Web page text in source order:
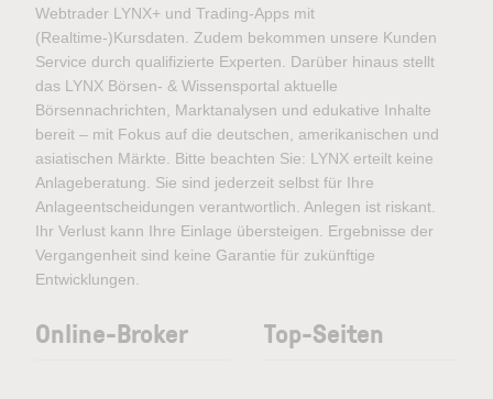
Webtrader LYNX+ und Trading-Apps mit
(Realtime-)Kursdaten. Zudem bekommen unsere Kunden
Service durch qualifizierte Experten. Darüber hinaus stellt
das LYNX Börsen- & Wissensportal aktuelle
Börsennachrichten, Marktanalysen und edukative Inhalte
bereit – mit Fokus auf die deutschen, amerikanischen und
asiatischen Märkte. Bitte beachten Sie: LYNX erteilt keine
Anlageberatung. Sie sind jederzeit selbst für Ihre
Anlageentscheidungen verantwortlich. Anlegen ist riskant.
Ihr Verlust kann Ihre Einlage übersteigen. Ergebnisse der
Vergangenheit sind keine Garantie für zukünftige
Entwicklungen.
Online-Broker Top-Seiten